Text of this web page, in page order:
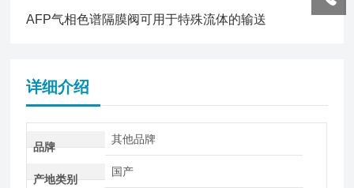
AFP气相色谱隔膜阀可用于特殊流体的输送
详细介绍
品牌
其他品牌
产地类别
国产